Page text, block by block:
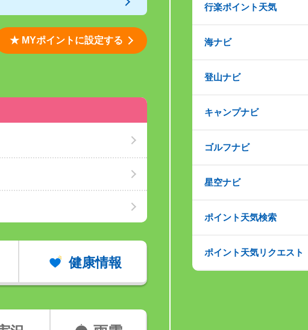
★ MYポイントに設定する
健康情報
行楽ポイント天気
海ナビ
登山ナビ
キャンプナビ
ゴルフナビ
星空ナビ
ポイント天気検索
ポイント天気リクエスト